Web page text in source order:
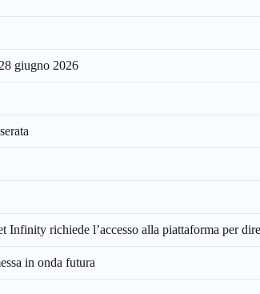
giugno 2026
Infinity richiede l’accesso alla piattaforma per
in onda futura